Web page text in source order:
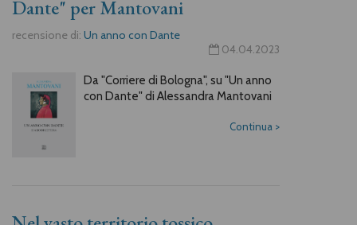
Dante" per Mantovani
recensione di: Un anno con Dante
04.04.2023
Da "Corriere di Bologna", su "Un anno
con Dante" di Alessandra Mantovani
Continua >